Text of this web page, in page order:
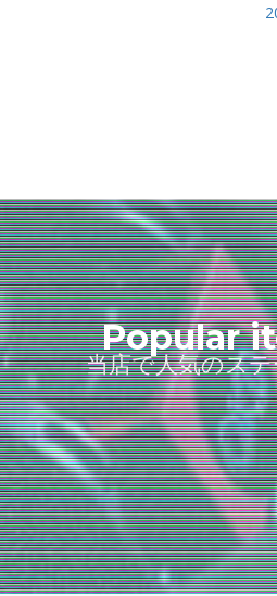
Popular
当店で人気のス